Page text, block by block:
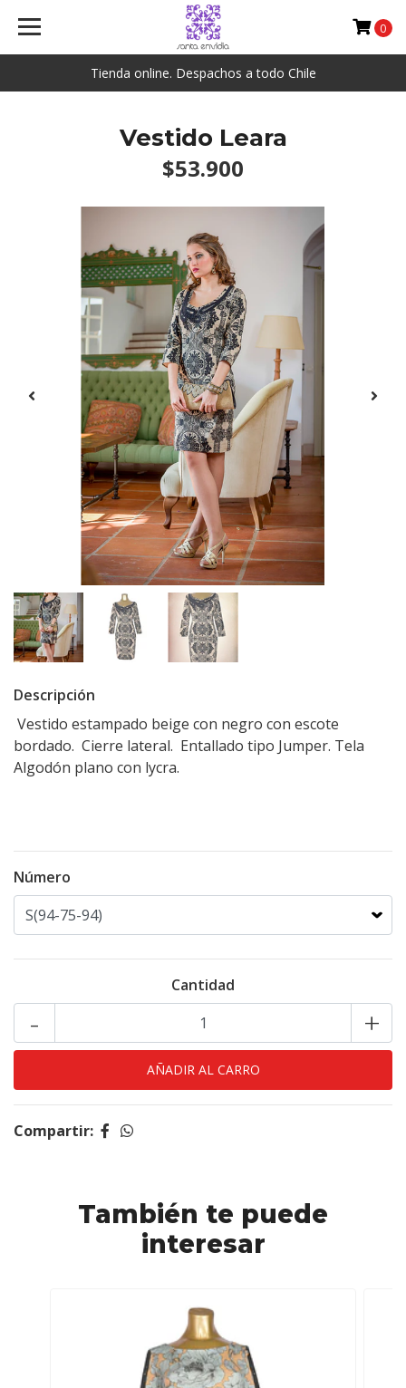
Tienda online. Despachos a todo Chile
0
Vestido Leara
$53.900
Descripción
Vestido estampado beige con negro con escote
bordado. Cierre lateral. Entallado tipo Jumper. Tela
Algodón plano con lycra.
Número
Cantidad
+
-
Compartir:
También te puede
interesar